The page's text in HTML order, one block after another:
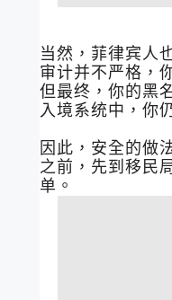
当然，菲律宾人
审计并不严格，
但最终，你的黑
入境系统中，你
因此，安全的做
之前，先到移民
单。